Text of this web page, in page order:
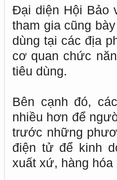
Đại diện Hội Bảo
tham gia cũng
dùng tại các địa
cơ quan chức
tiêu dùng.
Bên cạnh đó,
nhiều hơn để
trước những
điện tử để kinh
xuất xứ, hàng